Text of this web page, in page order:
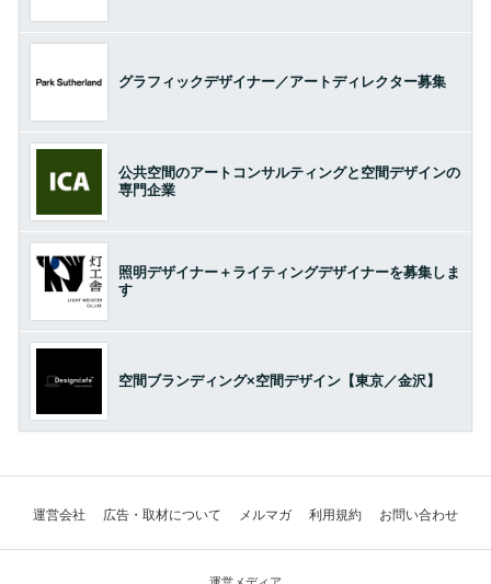
グラフィックデザイナー／アートディレクター募集
公共空間のアートコンサルティングと空間デザインの
専門企業
照明デザイナー＋ライティングデザイナーを募集しま
す
空間ブランディング×空間デザイン【東京／金沢】
運営会社 広告・取材について メルマガ 利用規約 お問い合わせ